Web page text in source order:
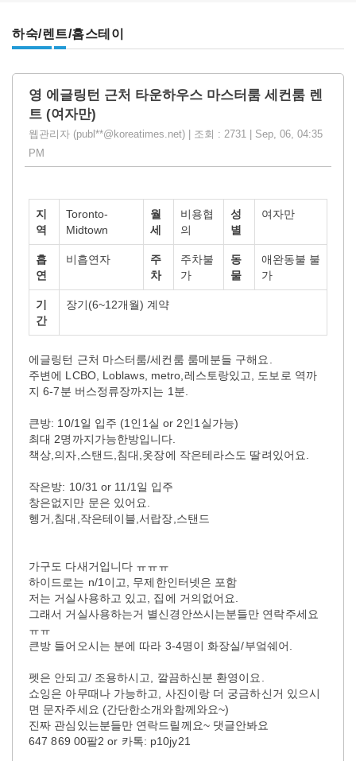
하숙/렌트/홈스테이
영 에글링턴 근처 타운하우스 마스터룸 세컨룸 렌
트 (여자만)
웹관리자 (publ**@koreatimes.net) | 조회 : 2731 | Sep, 06, 04:35
PM
지
역
Toronto-
Midtown
월
세
비용협
의
성
별
여자만
흡
연
비흡연자
주
차
주차불
가
동
물
애완동불 불
가
기
간
장기(6~12개월) 계약
에글링턴 근처 마스터룸/세컨룸 룸메분들 구해요.
주변에 LCBO, Loblaws, metro,레스토랑있고, 도보로 역까
지 6-7분 버스정류장까지는 1분.
큰방: 10/1일 입주 (1인1실 or 2인1실가능)
최대 2명까지가능한방입니다.
책상,의자,스탠드,침대,옷장에 작은테라스도 딸려있어요.
작은방: 10/31 or 11/1일 입주
창은없지만 문은 있어요.
헹거,침대,작은테이블,서랍장,스탠드
가구도 다새거입니다 ㅠㅠㅠ
하이드로는 n/1이고, 무제한인터넷은 포함
저는 거실사용하고 있고, 집에 거의없어요.
그래서 거실사용하는거 별신경안쓰시는분들만 연락주세요
ㅠㅠ
큰방 들어오시는 분에 따라 3-4명이 화장실/부엌쉐어.
펫은 안되고/ 조용하시고, 깔끔하신분 환영이요.
쇼잉은 아무때나 가능하고, 사진이랑 더 궁금하신거 있으시
면 문자주세요 (간단한소개와함께와요~)
진짜 관심있는분들만 연락드릴께요~ 댓글안봐요
647 869 00팔2 or 카톡: p10jy21